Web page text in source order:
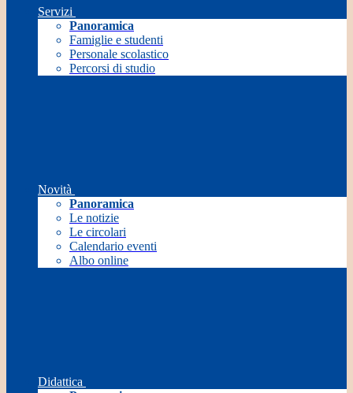
Servizi
Panoramica
Famiglie e studenti
Personale scolastico
Percorsi di studio
Novità
Panoramica
Le notizie
Le circolari
Calendario eventi
Albo online
Didattica